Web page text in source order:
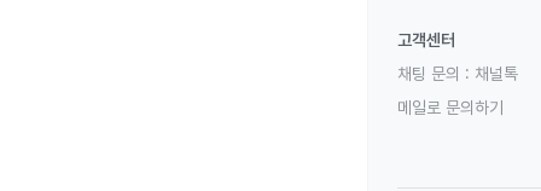
고객센터
채팅 문의 : 채널톡
메일로 문의하기